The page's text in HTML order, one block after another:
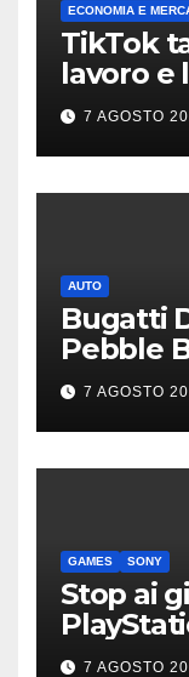
ECONOMIA E
TikTok
lavoro e
motivi
7 AGOSTO
AUTO
Bugatti
Pebble
derivata
7 AGOSTO
GAMES SONY
Stop ai
Sony è
7 AGOSTO